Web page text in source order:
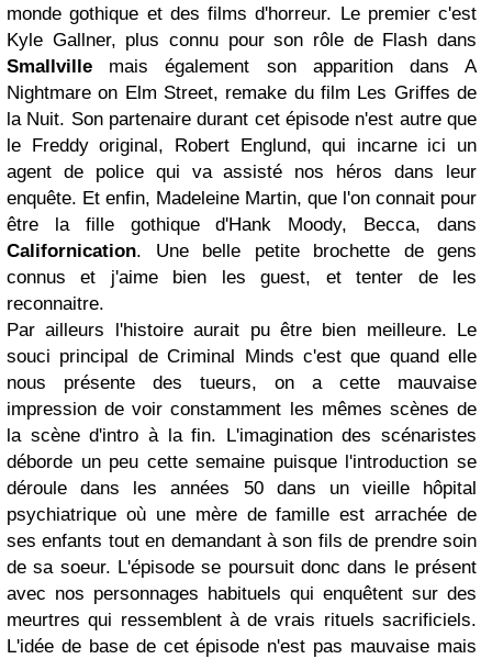
monde gothique et des films d'horreur. Le premier c'est
Kyle Gallner, plus connu pour son rôle de Flash dans
Smallville mais également son apparition dans A
Nightmare on Elm Street, remake du film Les Griffes de
la Nuit. Son partenaire durant cet épisode n'est autre que
le Freddy original, Robert Englund, qui incarne ici un
agent de police qui va assisté nos héros dans leur
enquête. Et enfin, Madeleine Martin, que l'on connait pour
être la fille gothique d'Hank Moody, Becca, dans
Californication. Une belle petite brochette de gens
connus et j'aime bien les guest, et tenter de les
reconnaitre.
Par ailleurs l'histoire aurait pu être bien meilleure. Le
souci principal de Criminal Minds c'est que quand elle
nous présente des tueurs, on a cette mauvaise
impression de voir constamment les mêmes scènes de
la scène d'intro à la fin. L'imagination des scénaristes
déborde un peu cette semaine puisque l'introduction se
déroule dans les années 50 dans un vieille hôpital
psychiatrique où une mère de famille est arrachée de
ses enfants tout en demandant à son fils de prendre soin
de sa soeur. L'épisode se poursuit donc dans le présent
avec nos personnages habituels qui enquêtent sur des
meurtres qui ressemblent à de vrais rituels sacrificiels.
L'idée de base de cet épisode n'est pas mauvaise mais